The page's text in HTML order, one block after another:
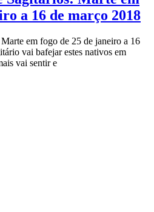
a 16 de março 2018
em fogo de 25 de janeiro a 16
vai bafejar estes nativos em
vai sentir e